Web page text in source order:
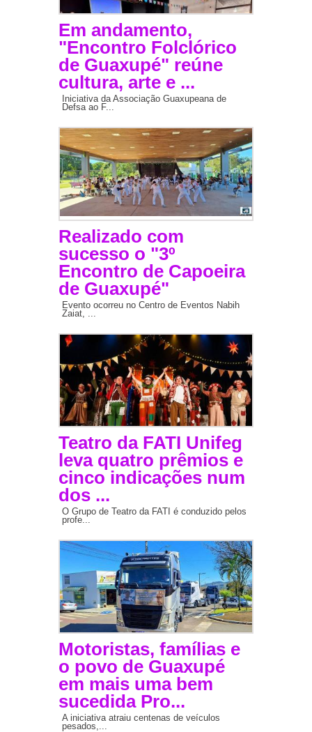
Em andamento,
"Encontro Folclórico
de Guaxupé" reúne
cultura, arte e ...
Iniciativa da Associação Guaxupeana de
Defsa ao F...
Realizado com
sucesso o "3º
Encontro de Capoeira
de Guaxupé"
Evento ocorreu no Centro de Eventos Nabih
Zaiat, ...
Teatro da FATI Unifeg
leva quatro prêmios e
cinco indicações num
dos ...
O Grupo de Teatro da FATI é conduzido pelos
profe...
Motoristas, famílias e
o povo de Guaxupé
em mais uma bem
sucedida Pro...
A iniciativa atraiu centenas de veículos
pesados,...